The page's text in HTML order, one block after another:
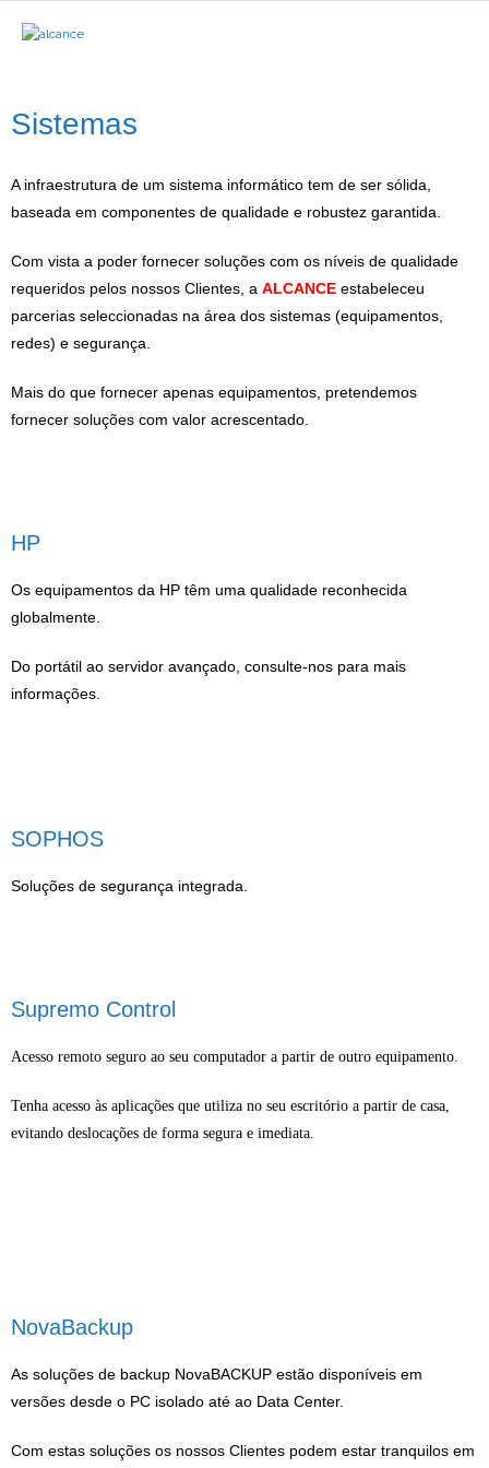
- Serviços ALCANCE
- ALCANCE Imprime Doc
ERP Software
- Cegid Primavera
Sobre
- Política de Privacidade
Sistemas
A infraestrutura de um sistema informático tem de ser sólida,
baseada em componentes de qualidade e robustez garantida.
Com vista a poder fornecer soluções com os níveis de qualidade
requeridos pelos nossos Clientes, a ALCANCE estabeleceu
parcerias seleccionadas na área dos sistemas (equipamentos,
redes) e segurança.
Mais do que fornecer apenas equipamentos, pretendemos
fornecer soluções com valor acrescentado.
HP
Os equipamentos da HP têm uma qualidade reconhecida
globalmente.
Do portátil ao servidor avançado, consulte-nos para mais
informações.
SOPHOS
Soluções de segurança integrada.
Supremo Control
Acesso remoto seguro ao seu computador a partir de outro equipamento.
Tenha acesso às aplicações que utiliza no seu escritório a partir de casa,
evitando deslocações de forma segura e imediata.
NovaBackup
As soluções de backup NovaBACKUP estão disponíveis em
versões desde o PC isolado até ao Data Center.
Com estas soluções os nossos Clientes podem estar tranquilos em